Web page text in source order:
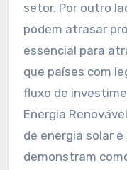
setor. Por outro
podem atrasar
essencial para
que países com
fluxo de
Energia
de energia solar
demonstram